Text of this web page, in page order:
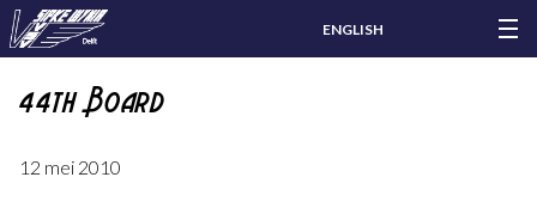
ENGLISH
44th Board
12 mei 2010